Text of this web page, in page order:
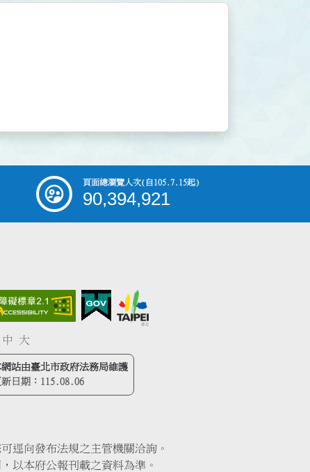
頁面總瀏覽人次(自105.7.15起)
90,394,921
中 大
站由臺北市政府法務局維護
日期： 115.08.06
逕向發布法規之主管機關洽詢。
以本府公報刊載之資料為準。